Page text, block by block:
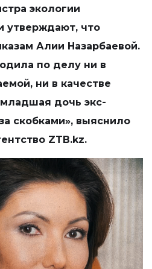
экологии
утверждают, что
Алии Назарбаевой.
по делу ни в
ни в качестве
дочь экс-
скобками», выяснило
ZTB.kz.